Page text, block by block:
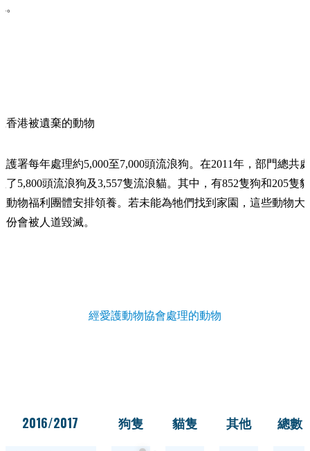
。
香港被遺棄的動物
護署每年處理約5,000至7,000頭流浪狗。在2011年，部門總共處
了5,800頭流浪狗及3,557隻流浪貓。其中，有852隻狗和205隻貓
動物福利團體安排領養。若未能為牠們找到家園，這些動物大
份會被人道毀滅。
經愛護動物協會處理的動物
2016/2017 狗隻 貓隻 其他 總數